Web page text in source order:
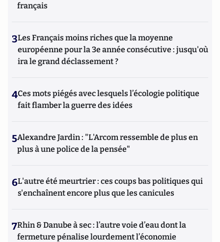
français
3Les Français moins riches que la moyenne
européenne pour la 3e année consécutive : jusqu'où
ira le grand déclassement ?
4Ces mots piégés avec lesquels l’écologie politique
fait flamber la guerre des idées
5Alexandre Jardin : "L'Arcom ressemble de plus en
plus à une police de la pensée"
6L'autre été meurtrier : ces coups bas politiques qui
s'enchaînent encore plus que les canicules
7Rhin & Danube à sec : l’autre voie d’eau dont la
fermeture pénalise lourdement l’économie